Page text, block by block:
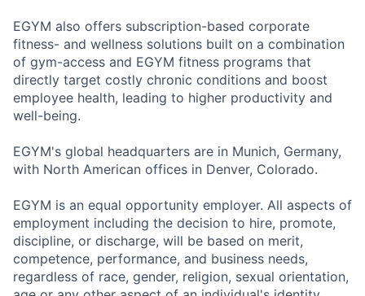
EGYM also offers subscription-based corporate
fitness- and wellness solutions built on a combination
of gym-access and EGYM fitness programs that
directly target costly chronic conditions and boost
employee health, leading to higher productivity and
well-being.
EGYM's global headquarters are in Munich, Germany,
with North American offices in Denver, Colorado.
EGYM is an equal opportunity employer. All aspects of
employment including the decision to hire, promote,
discipline, or discharge, will be based on merit,
competence, performance, and business needs,
regardless of race, gender, religion, sexual orientation,